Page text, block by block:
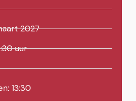
2027
uur
13:30